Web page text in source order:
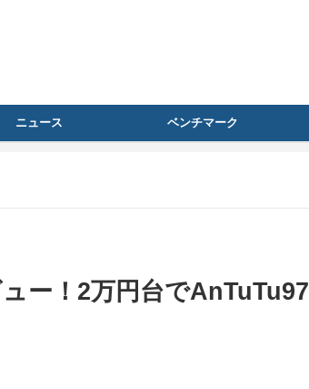
ニュース ベンチマーク
ー！2万円台でAnTuTu97